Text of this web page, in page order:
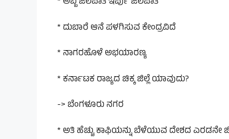
* ದುಬಾರೆ ಆನೆ ಪಳಗಿಸುವ ಕೇಂದ್ರವಿದೆ
* ನಾಗರಹೊಳೆ ಅಭಯಾರಣ್ಯ
* ಕರ್ನಾಟಕ ರಾಜ್ಯದ ಚಿಕ್ಕ ಜಿಲ್ಲೆ ಯಾವುದು?
-> ಬೆಂಗಳೂರು ನಗರ
* ಅತಿ ಹೆಚ್ಚು ಕಾಫಿಯನ್ನು ಬೆಳೆಯುವ ದೇಶದ ಎರಡನೇ